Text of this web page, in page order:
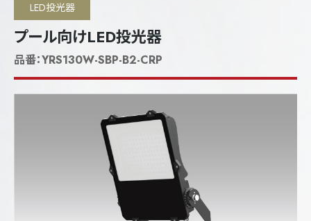
LED投光器
プール向けLED投光器
品番：YRS130W-SBP-B2-CRP